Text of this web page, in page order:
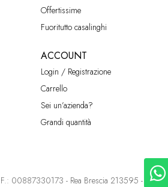
Offertissime
Fuoritutto casalinghi
ACCOUNT
Login / Registrazione
Carrello
Sei un’azienda?
Grandi quantità
00887330173 - Rea Brescia 213595 - Cap.